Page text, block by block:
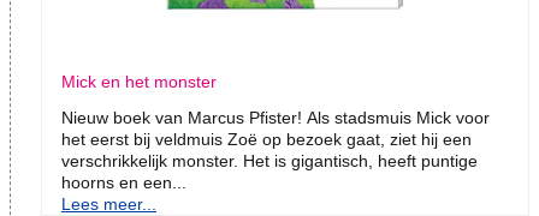
Mick en het monster
Nieuw boek van Marcus Pfister! Als stadsmuis Mick voor
het eerst bij veldmuis Zoë op bezoek gaat, ziet hij een
verschrikkelijk monster. Het is gigantisch, heeft puntige
hoorns en een...
Lees meer...